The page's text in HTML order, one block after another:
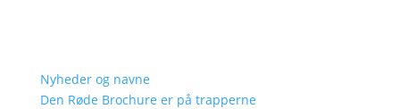
Nyheder og navne
Den Røde Brochure er på trapperne